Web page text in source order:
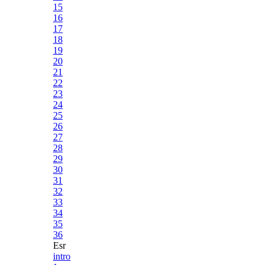
15
16
17
18
19
20
21
22
23
24
25
26
27
28
29
30
31
32
33
34
35
36
Esr
intro